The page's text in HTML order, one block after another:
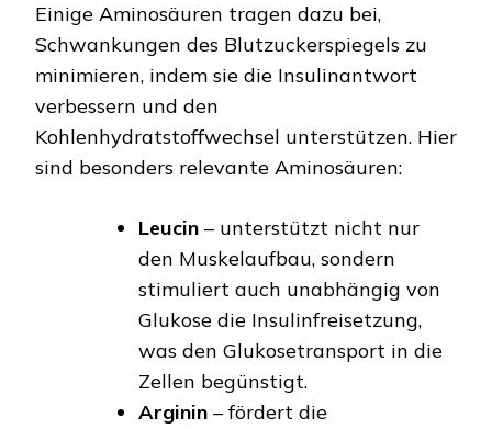
Einige Aminosäuren tragen dazu bei,
Schwankungen des Blutzuckerspiegels zu
minimieren, indem sie die Insulinantwort
verbessern und den
Kohlenhydratstoffwechsel unterstützen. Hier
sind besonders relevante Aminosäuren:
Leucin – unterstützt nicht nur
den Muskelaufbau, sondern
stimuliert auch unabhängig von
Glukose die Insulinfreisetzung,
was den Glukosetransport in die
Zellen begünstigt.
Arginin – fördert die